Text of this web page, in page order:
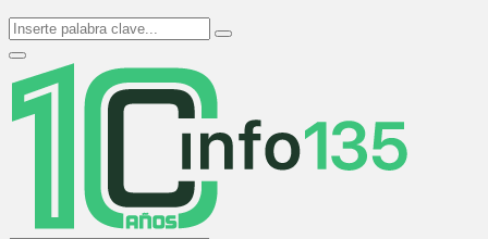
Search
for:
Search
Primary
Menu